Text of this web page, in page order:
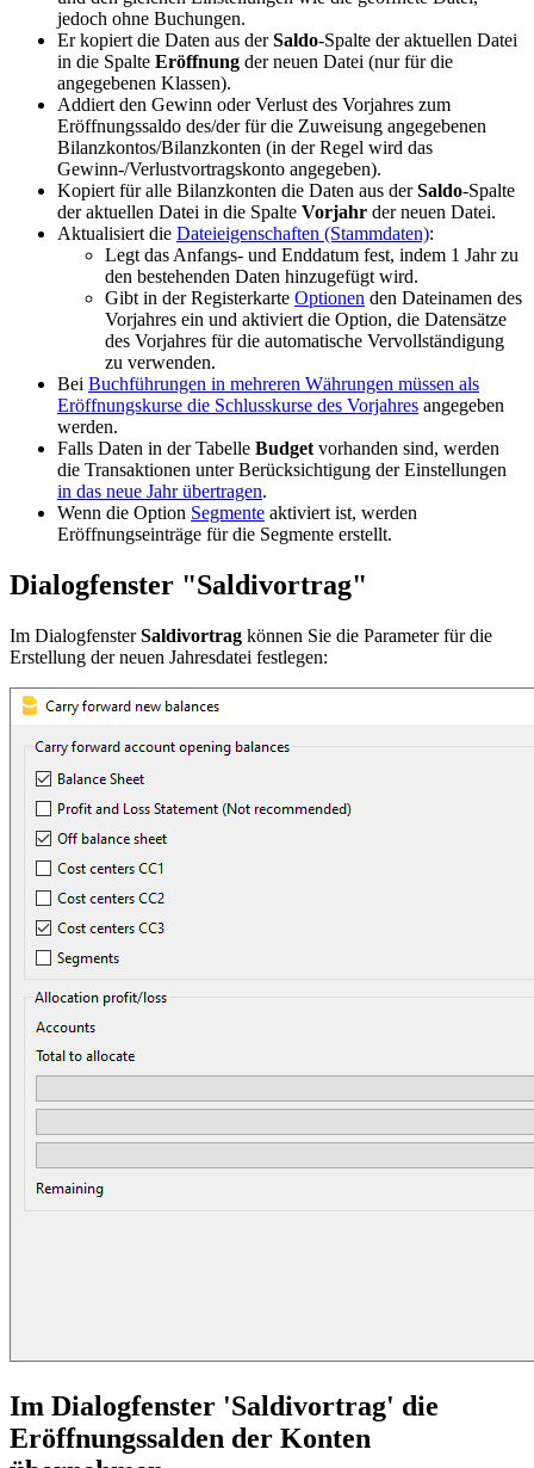
jedoch ohne Buchungen.
Er kopiert die Daten aus derSaldo-Spalte der aktuellen Datei
in die Spalte Eröffnung der neuen Datei (nur für die
angegebenen Klassen).
Addiert den Gewinn oder Verlust des Vorjahres zum
Eröffnungssaldo des/der für die Zuweisung angegebenen
Bilanzkontos/Bilanzkonten (in der Regel wird das
Gewinn-/Verlustvortragskonto angegeben).
Kopiert für alle Bilanzkonten die Daten aus derSaldo-Spalte
der aktuellen Datei in die Spalte Vorjahr der neuen Datei.
Aktualisiert die Dateieigenschaften (Stammdaten):
Legt das Anfangs- und Enddatum fest, indem 1 Jahr zu
den bestehenden Daten hinzugefügt wird.
Gibt in der Registerkarte Optionen den Dateinamen des
Vorjahres ein und aktiviert die Option, die Datensätze
des Vorjahres für die automatische Vervollständigung
zu verwenden.
Bei Buchführungen in mehreren Währungen müssen als
Eröffnungskurse die Schlusskurse des Vorjahres angegeben
werden.
Falls Daten in der Tabelle Budgetvorhanden sind, werden
die Transaktionen unter Berücksichtigung der Einstellungen
in das neue Jahr übertragen.
Wenn die Option Segmente aktiviert ist, werden
Eröffnungseinträge für die Segmente erstellt.
Dialogfenster "Saldivortrag"
Im DialogfensterSaldivortrag können Sie die Parameter für die
Erstellung der neuen Jahresdatei festlegen:
Im Dialogfenster 'Saldivortrag' die
Eröffnungssalden der Konten